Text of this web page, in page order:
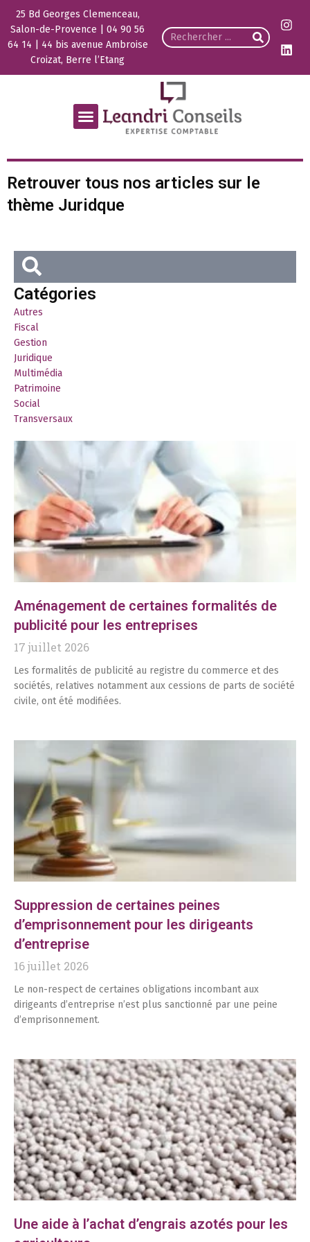
25 Bd Georges Clemenceau,
Salon-de-Provence | 04 90 56
64 14 | 44 bis avenue Ambroise
Croizat, Berre l’Etang
Retrouver tous nos articles sur le
thème Juridque
Catégories
Autres
Fiscal
Gestion
Juridique
Multimédia
Patrimoine
Social
Transversaux
Aménagement de certaines formalités de
publicité pour les entreprises
17 juillet 2026
Les formalités de publicité au registre du commerce et des
sociétés, relatives notamment aux cessions de parts de société
civile, ont été modifiées.
Suppression de certaines peines
d’emprisonnement pour les dirigeants
d’entreprise
16 juillet 2026
Le non-respect de certaines obligations incombant aux
dirigeants d’entreprise n’est plus sanctionné par une peine
d’emprisonnement.
Une aide à l’achat d’engrais azotés pour les